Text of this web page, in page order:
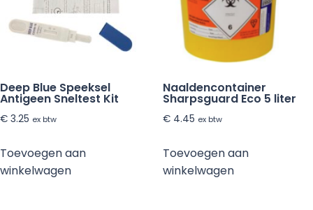
stuks
aantal
Deep Blue Speeksel
Antigeen Sneltest Kit
€ 3.25 ex btw
Toevoegen aan
winkelwagen
Naaldencontainer
Sharpsguard Eco 5 liter
€4.45 ex btw
Toevoegen aan
winkelwagen